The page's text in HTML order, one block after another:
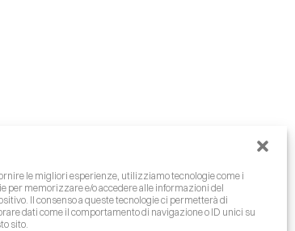
le migliori esperienze, utilizziamo tecnologie come i
per memorizzare e/o accedere alle informazioni del
Il consenso a queste tecnologie ci permetterà di
dati come il comportamento di navigazione o ID unici su
sito.